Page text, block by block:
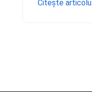
Citește articolul